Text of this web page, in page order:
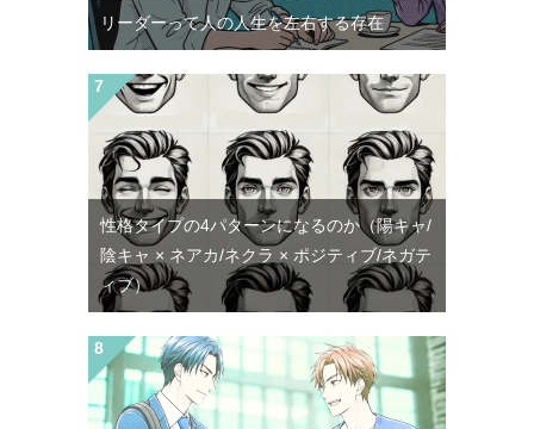
リーダーって人の人生を左右する存在
性格タイプの4パターンになるのか（陽キャ/
陰キャ × ネアカ/ネクラ × ポジティブ/ネガテ
ィブ）